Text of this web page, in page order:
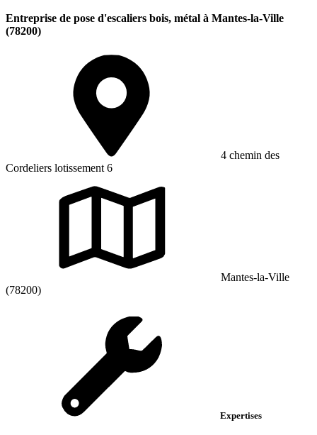
Entreprise de pose d'escaliers bois, métal à Mantes-la-Ville
(78200)
4 chemin des
Cordeliers lotissement 6
Mantes-la-Ville
(78200)
Expertises